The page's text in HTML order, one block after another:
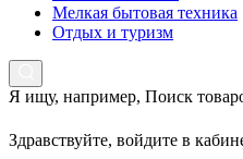
Мелкая бытовая техника
Отдых и туризм
Я ищу, например, Поиск
Здравствуйте, войдите в